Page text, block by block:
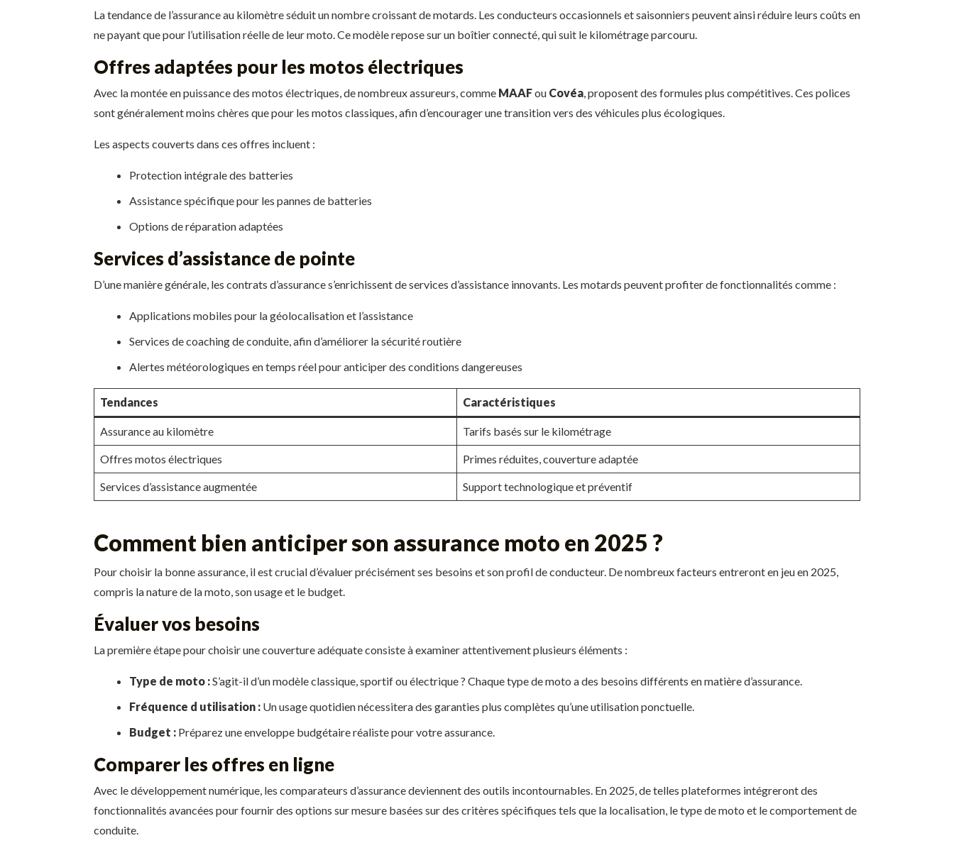
La tendance de l’assurance au kilomètre séduit un nombre croissant de motards. Les conducteurs occasionnels et saisonniers peuvent ainsi réduire leurs coûts en
ne payant que pour l’utilisation réelle de leur moto. Ce modèle repose sur un boîtier connecté, qui suit le kilométrage parcouru.
Offres adaptées pour les motos électriques
Avec la montée en puissance des motos électriques, de nombreux assureurs, comme MAAFou Covéa , proposent des formules plus compétitives. Ces polices
sont généralement moins chères que pour les motos classiques, afin d’encourager une transition vers des véhicules plus écologiques.
Les aspects couverts dans ces offres incluent :
Protection intégrale des batteries
Assistance spécifique pour les pannes de batteries
Options de réparation adaptées
Services d’assistance de pointe
D’une manière générale, les contrats d’assurance s’enrichissent de services d’assistance innovants. Les motards peuvent profiter de fonctionnalités comme :
Applications mobiles pour la géolocalisation et l’assistance
Services de coaching de conduite, afin d’améliorer la sécurité routière
Alertes météorologiques en temps réel pour anticiper des conditions dangereuses
Tendances Caractéristiques
Assurance au kilomètre Tarifs basés sur le kilométrage
Offres motos électriques Primes réduites, couverture adaptée
Services d’assistance augmentée Support technologique et préventif
Comment bien anticiper son assurance moto en 2025 ?
Pour choisir la bonne assurance, il est crucial d’évaluer précisément ses besoins et son profil de conducteur. De nombreux facteurs entreront en jeu en 2025,
compris la nature de la moto, son usage et le budget.
Évaluer vos besoins
La première étape pour choisir une couverture adéquate consiste à examiner attentivement plusieurs éléments :
Type de moto :S’agit-il d’un modèle classique, sportif ou électrique ? Chaque type de moto a des besoins différents en matière d’assurance.
Fréquence d utilisation :Un usage quotidien nécessitera des garanties plus complètes qu’une utilisation ponctuelle.
Budget :Préparez une enveloppe budgétaire réaliste pour votre assurance.
Comparer les offres en ligne
Avec le développement numérique, les comparateurs d’assurance deviennent des outils incontournables. En 2025, de telles plateformes intégreront des
fonctionnalités avancées pour fournir des options sur mesure basées sur des critères spécifiques tels que la localisation, le type de moto et le comportement de
conduite.